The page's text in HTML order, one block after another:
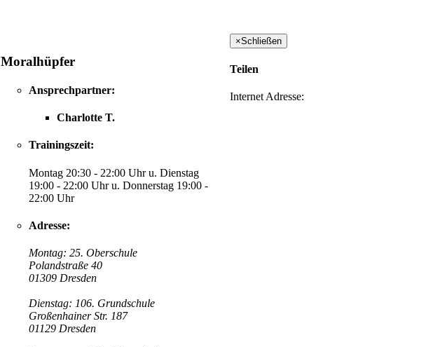
Moralhüpfer
Ansprechpartner:
Charlotte T.
Trainingszeit:
Montag 20:30 - 22:00 Uhr u. Dienstag
19:00 - 22:00 Uhr u. Donnerstag 19:00 -
22:00 Uhr
Adresse:
Montag: 25. Oberschule
Polandstraße 40
01309 Dresden
Dienstag: 106. Grundschule
Großenhainer Str. 187
01129 Dresden
×Schließen
Teilen
Internet Adresse: